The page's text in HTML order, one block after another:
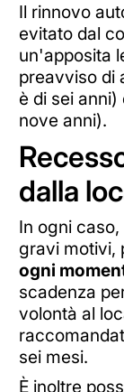
Il rinnovo
evitato dal
un'apposita
preavviso di
è di sei
nove anni).
dalla
In ogni
gravi motivi,
ogni
scadenza
volontà al
sei mesi.
È inoltre